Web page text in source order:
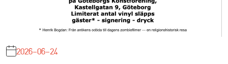
2026-06-24